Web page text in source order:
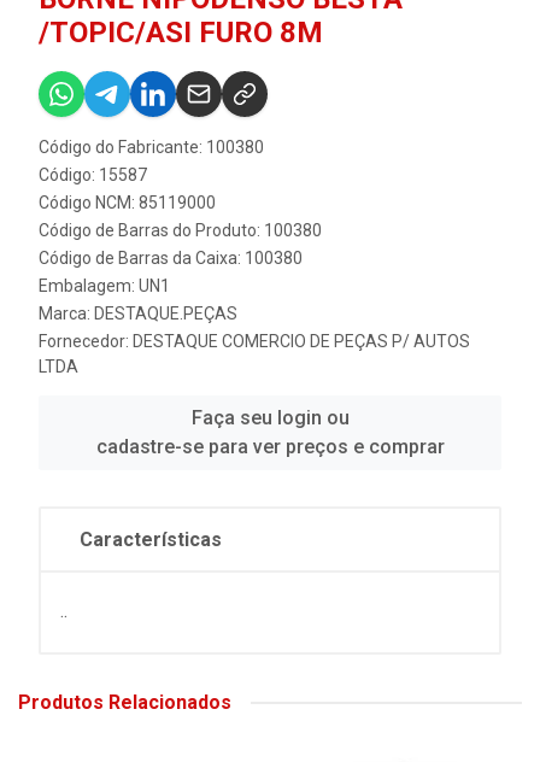
/TOPIC/ASI FURO 8M
Código do Fabricante: 100380
Código: 15587
Código NCM: 85119000
Código de Barras do Produto: 100380
Código de Barras da Caixa: 100380
Embalagem: UN1
Marca: DESTAQUE.PEÇAS
Fornecedor: DESTAQUE COMERCIO DE PEÇAS P/ AUTOS
LTDA
Faça seu login ou
cadastre-se para ver preços e comprar
Características
..
Produtos Relacionados